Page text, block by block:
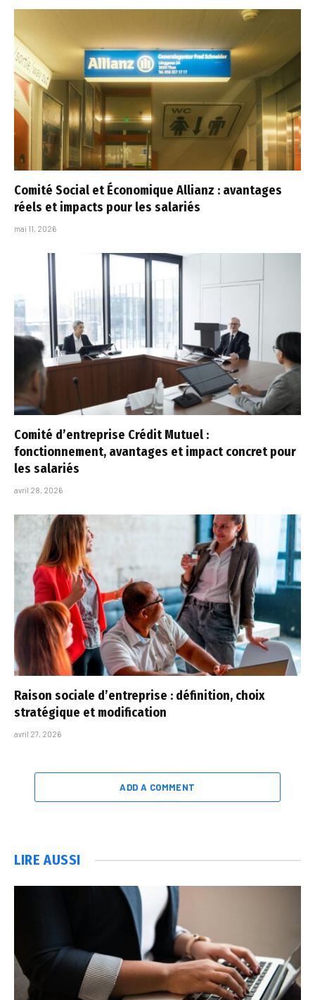
Comité Social et Économique Allianz : avantages
réels et impacts pour les salariés
mai 11, 2026
Comité d’entreprise Crédit Mutuel :
fonctionnement, avantages et impact concret pour
les salariés
avril 28, 2026
Raison sociale d’entreprise : définition, choix
stratégique et modification
avril 27, 2026
ADD A COMMENT
LIRE AUSSI